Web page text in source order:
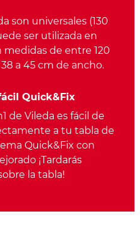
son universales (130
ser utilizada en
de entre 120
a 45 cm de ancho.
Quick&Fix
de Vileda es fácil de
a tu tabla de
Quick&Fix con
¡Tardarás
la tabla!